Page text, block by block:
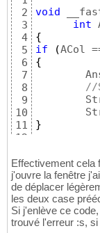
2
3
4
5
6
7
8
9
10
11
12
14
15
16
17
18
19
void
int
{
if
(ACol
{
//
}
{
//
Effectivement cela
j'ouvre la fenêtre
de déplacer
les deux case
Si j'enlève ce
trouvé l'erreur :s,